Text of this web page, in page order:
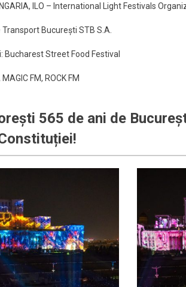
ILO – International Light Festivals
București STB S.A.
Bucharest Street Food Festival
FM, ROCK FM
565 de ani de